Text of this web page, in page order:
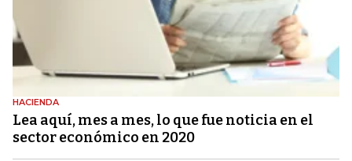
HACIENDA
Lea aquí, mes a mes, lo que fue noticia en el
sector económico en 2020